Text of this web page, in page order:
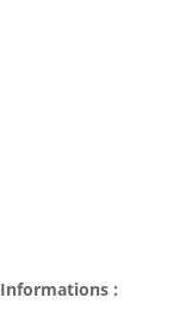
Informations :